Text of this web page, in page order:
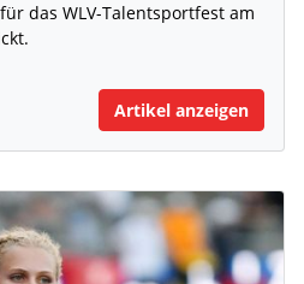
das WLV-Talentsportfest am
Artikel anzeigen